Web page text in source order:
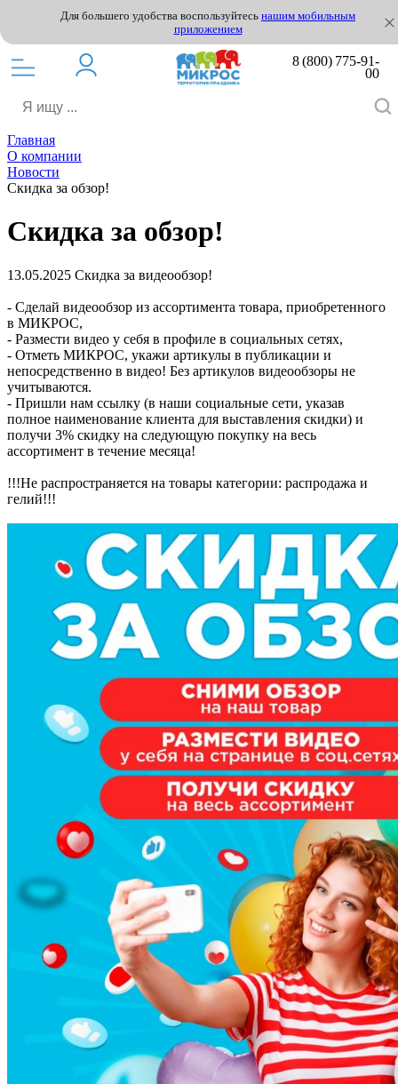
Для большего удобства воспользуйтесь нашим мобильным
приложением
8 (800) 775-91-
00
Главная
О компании
Новости
Скидка за обзор!
Скидка за обзор!
13.05.2025 Скидка за видеообзор!
- Сделай видеообзор из ассортимента товара, приобретенного
в МИКРОС,
- Размести видео у себя в профиле в социальных сетях,
- Отметь МИКРОС, укажи артикулы в публикации и
непосредственно в видео! Без артикулов видеообзоры не
учитываются.
- Пришли нам ссылку (в наши социальные сети, указав
полное наименование клиента для выставления скидки) и
получи 3% скидку на следующую покупку на весь
ассортимент в течение месяца!
!!!Не распространяется на товары категории: распродажа и
гелий!!!